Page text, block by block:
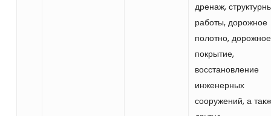
дренаж,
работы, дорожное
полотно, дорожное
покрытие,
восстановление
инженерных
сооружений, а